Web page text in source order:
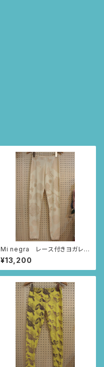
Mi negra レース付きヨガレギ
ンス （アイボリー/アニマルニャ
ンドゥティ柄）
¥13,200